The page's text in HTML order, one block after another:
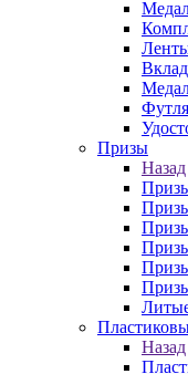
Призы
Назад
Назад